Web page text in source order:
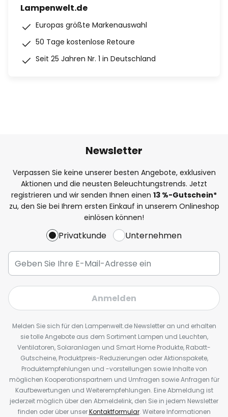
Lampenwelt.de
Europas größte Markenauswahl
50 Tage kostenlose Retoure
Seit 25 Jahren Nr. 1 in Deutschland
Newsletter
Verpassen Sie keine unserer besten Angebote, exklusiven
Aktionen und die neusten Beleuchtungstrends. Jetzt
registrieren und wir senden Ihnen einen 13 %-Gutschein*
zu, den Sie bei Ihrem ersten Einkauf in unserem Onlineshop
einlösen können!
Privatkunde Unternehmen
Anmelden
Melden Sie sich für den Lampenwelt.de Newsletter an und erhalten
sie tolle Angebote aus dem Sortiment Lampen und Leuchten,
Ventilatoren, Solaranlagen und Smart Home Produkte, Rabatt-
Gutscheine, Produktpreis-Reduzierungen oder Aktionspakete,
Produktempfehlungen und -vorstellungen sowie Inhalte von
möglichen Kooperationspartnern und Umfragen sowie Anfragen für
Kaufbewertungen und Weiterempfehlungen. Eine Abmeldung ist
jederzeit möglich über den Abmeldelink, den Sie in jedem Newsletter
finden oder über unserKontaktformular. Weitere Informationen